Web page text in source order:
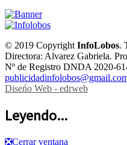
© 2019 CopyrightInfoLobos.
Directora: Alvarez Gabriela.
Nº de Registro DNDA 2020-
Diseńo Web - edrweb
Leyendo...
❎Cerrar ventana